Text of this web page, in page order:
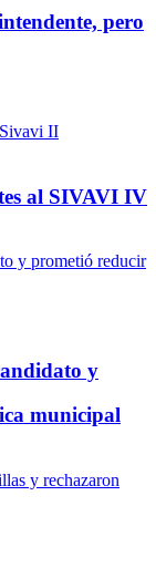
pero
al SIVAVI IV
y
municipal